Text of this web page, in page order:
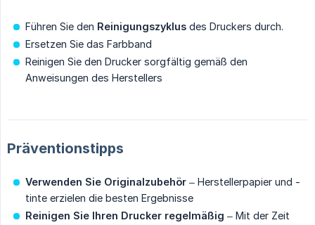
Führen Sie den Reinigungszyklus des Druckers durch.
Ersetzen Sie das Farbband
Reinigen Sie den Drucker sorgfältig gemäß den
Anweisungen des Herstellers
Präventionstipps
Verwenden Sie Originalzubehör – Herstellerpapier und -
tinte erzielen die besten Ergebnisse
Reinigen Sie Ihren Drucker regelmäßig – Mit der Zeit